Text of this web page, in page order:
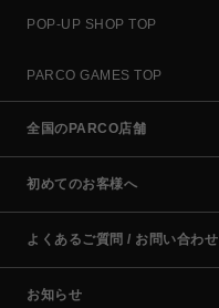
POP-UP SHOP TOP
PARCO GAMES TOP
全国のPARCO店舗
初めてのお客様へ
よくあるご質問 / お問い合わせ
お知らせ